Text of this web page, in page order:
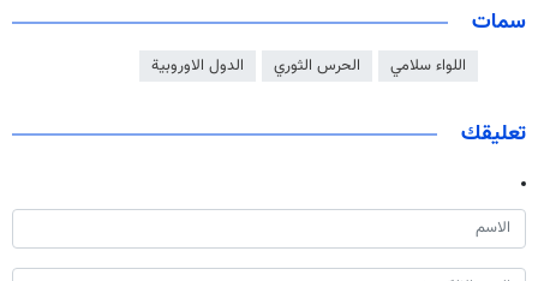
سمات
اللواء سلامي الحرس الثوري الدول الاوروبية
تعليقك